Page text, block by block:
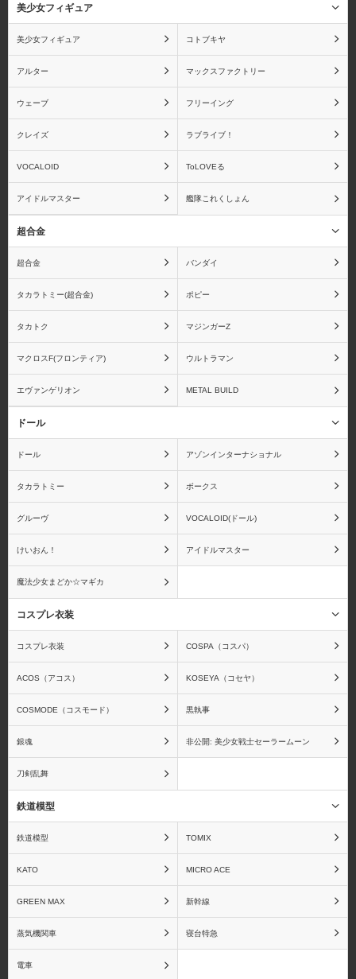
美少女フィギュア
美少女フィギュア コトブキヤ
アルター マックスファクトリー
ウェーブ フリーイング
クレイズ ラブライブ！
VOCALOID ToLOVEる
アイドルマスター 艦隊これくしょん
超合金
超合金 バンダイ
タカラトミー(超合金) ポピー
タカトク マジンガーZ
マクロスF(フロンティア) ウルトラマン
エヴァンゲリオン METAL BUILD
ドール
ドール アゾンインターナショナル
タカラトミー ボークス
グルーヴ VOCALOID(ドール)
けいおん！ アイドルマスター
魔法少女まどか☆マギカ
コスプレ衣装
コスプレ衣装 COSPA（コスパ）
ACOS（アコス） KOSEYA（コセヤ）
COSMODE（コスモード） 黒執事
銀魂 非公開: 美少女戦士セーラームーン
刀剣乱舞
鉄道模型
鉄道模型 TOMIX
KATO MICRO ACE
GREEN MAX 新幹線
蒸気機関車 寝台特急
電車